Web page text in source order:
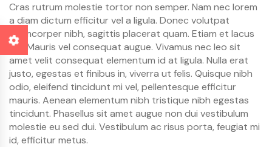
Cras rutrum molestie tortor non semper. Nam nec lorem
a diam dictum efficitur vel a ligula. Donec volutpat
ullamcorper nibh, sagittis placerat quam. Etiam et lacus
dui. Mauris vel consequat augue. Vivamus nec leo sit
amet velit consequat elementum id at ligula. Nulla erat
justo, egestas et finibus in, viverra ut felis. Quisque nibh
odio, eleifend tincidunt mi vel, pellentesque efficitur
mauris. Aenean elementum nibh tristique nibh egestas
tincidunt. Phasellus sit amet augue non dui vestibulum
molestie eu sed dui. Vestibulum ac risus porta, feugiat mi
id, efficitur metus.